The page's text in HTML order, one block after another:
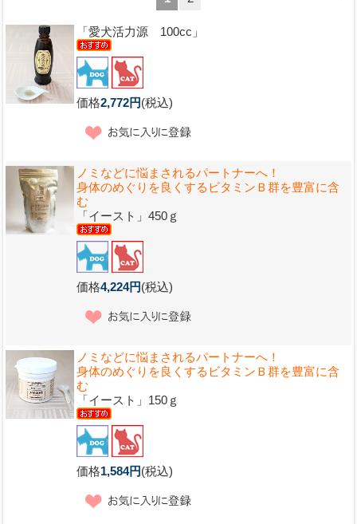
「愛犬活力源 100cc」
価格2,772円(税込)
ノミなどに悩まされるパートナーへ！
身体のめぐりを良くするビタミンＢ群を豊富に含
む
「イースト」450ｇ
価格4,224円(税込)
ノミなどに悩まされるパートナーへ！
身体のめぐりを良くするビタミンＢ群を豊富に含
む
「イースト」150ｇ
価格1,584円(税込)